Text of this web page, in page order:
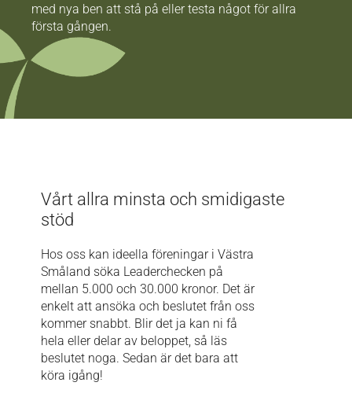
med nya ben att stå på eller testa något för allra
första gången.
Vårt allra minsta och smidigaste
stöd
Hos oss kan ideella föreningar i Västra
Småland söka Leaderchecken på
mellan 5.000 och 30.000 kronor. Det är
enkelt att ansöka och beslutet från oss
kommer snabbt. Blir det ja kan ni få
hela eller delar av beloppet, så läs
beslutet noga. Sedan är det bara att
köra igång!